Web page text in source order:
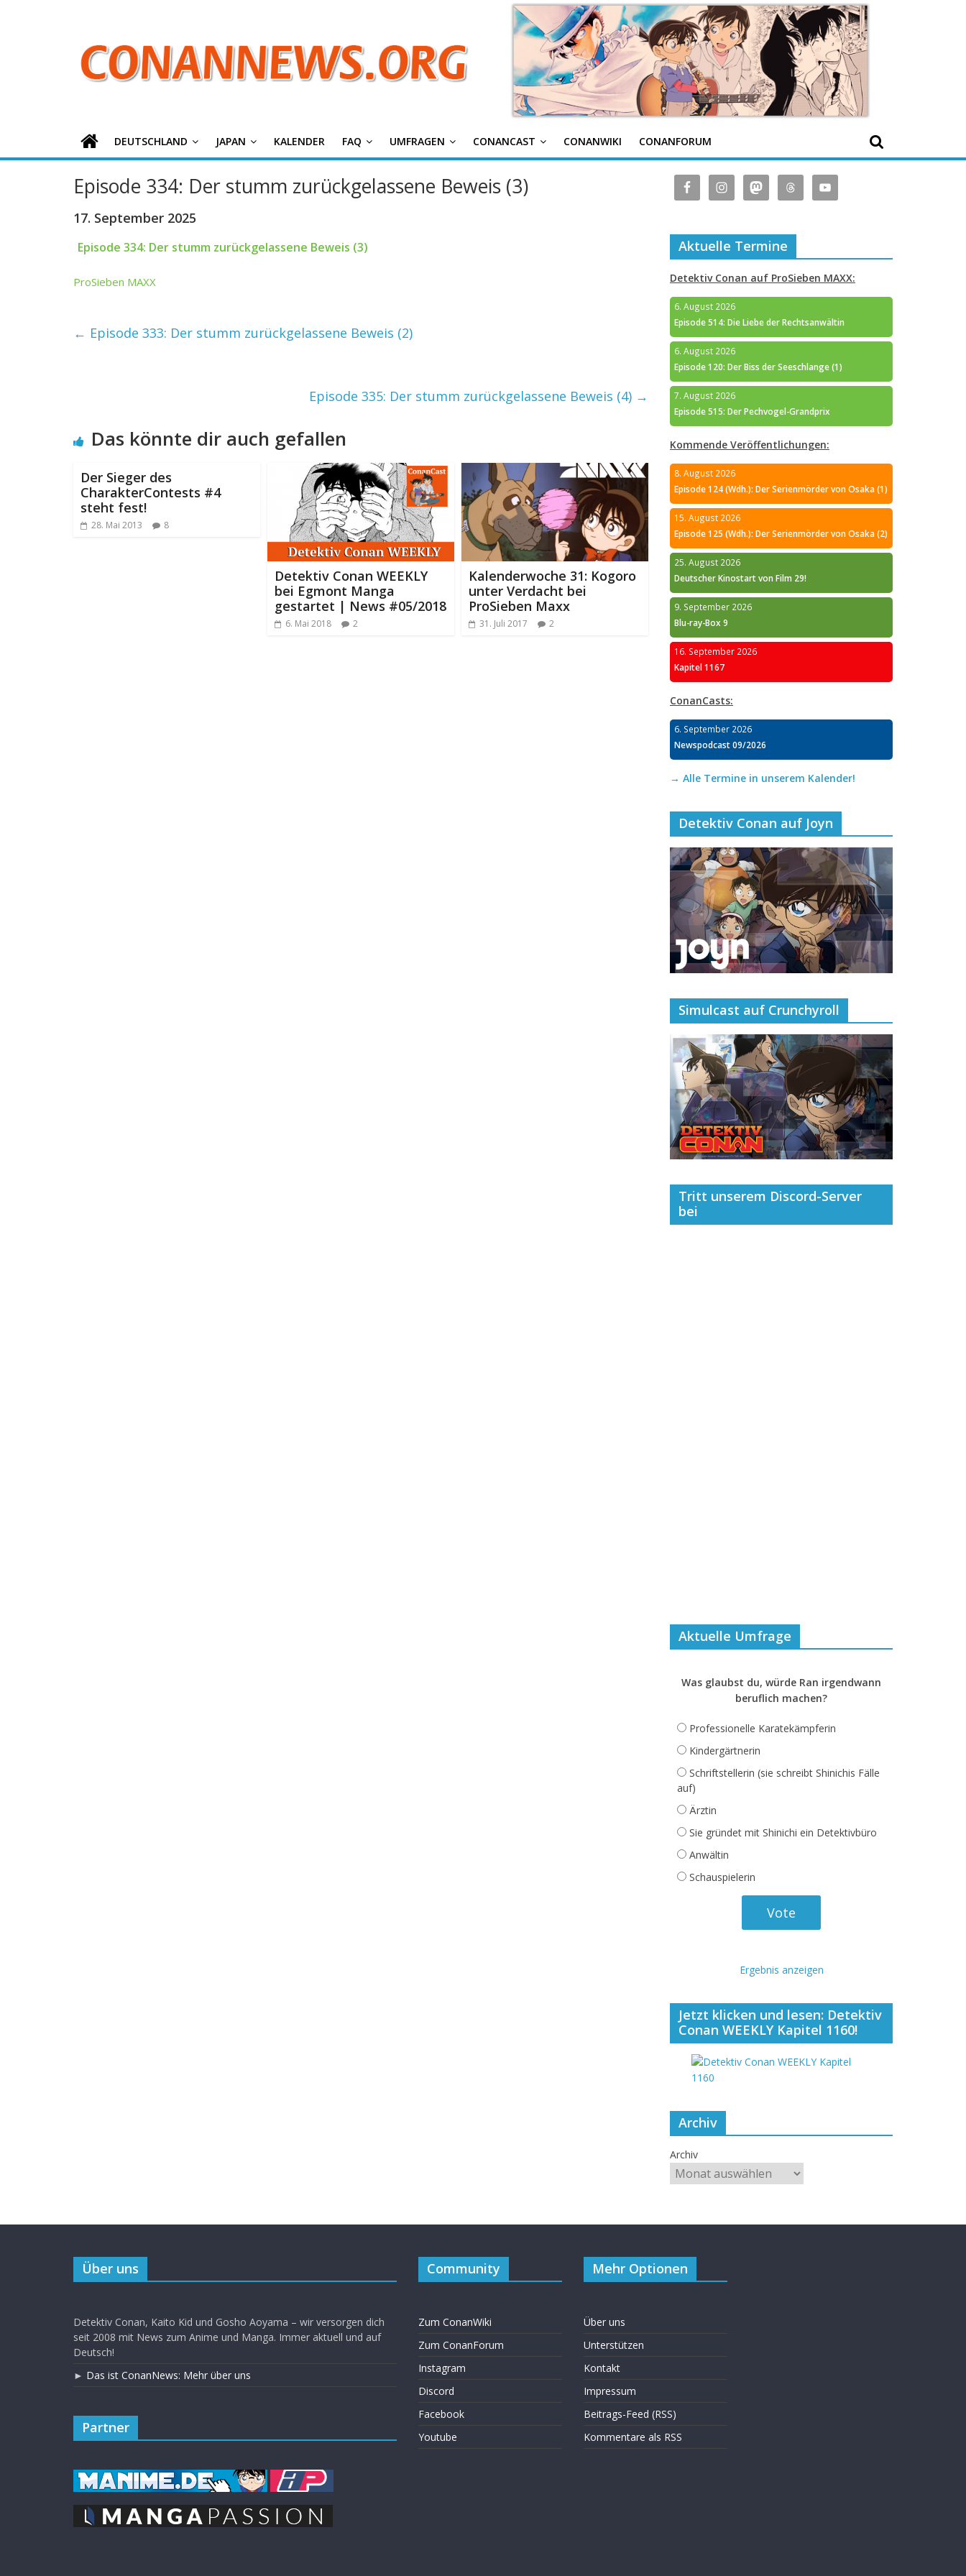
Detektiv
Conan
News
DEUTSCHLAND JAPAN KALENDER FAQ UMFRAGEN CONANCAST CONANWIKI CONANFORUM
Episode 334: Der stumm zurückgelassene Beweis (3)
17. September 2025
Episode 334: Der stumm zurückgelassene Beweis (3)
ProSieben MAXX
← Episode 333: Der stumm zurückgelassene Beweis (2)
Episode 335: Der stumm zurückgelassene Beweis (4) →
Das könnte dir auch gefallen
Der Sieger des
CharakterContests #4
steht fest!
28. Mai 2013 8
Detektiv Conan WEEKLY
bei Egmont Manga
gestartet | News #05/2018
6. Mai 2018 2
Kalenderwoche 31: Kogoro
unter Verdacht bei
ProSieben Maxx
31. Juli 2017 2
Aktuelle Termine
Detektiv Conan auf ProSieben MAXX:
6. August 2026
Episode 514: Die Liebe der Rechtsanwältin
6. August 2026
Episode 120: Der Biss der Seeschlange (1)
7. August 2026
Episode 515: Der Pechvogel-Grandprix
Kommende Veröffentlichungen:
8. August 2026
Episode 124 (Wdh.): Der Serienmörder von Osaka (1)
15. August 2026
Episode 125 (Wdh.): Der Serienmörder von Osaka (2)
25. August 2026
Deutscher Kinostart von Film 29!
9. September 2026
Blu-ray-Box 9
16. September 2026
Kapitel 1167
ConanCasts:
6. September 2026
Newspodcast 09/2026
→ Alle Termine in unserem Kalender!
Detektiv Conan auf Joyn
Simulcast auf Crunchyroll
Tritt unserem Discord-Server
bei
Aktuelle Umfrage
Was glaubst du, würde Ran irgendwann
beruflich machen?
Professionelle Karatekämpferin
Kindergärtnerin
Schriftstellerin (sie schreibt Shinichis Fälle
auf)
Ärztin
Sie gründet mit Shinichi ein Detektivbüro
Anwältin
Schauspielerin
Ergebnis anzeigen
Jetzt klicken und lesen: Detektiv
Conan WEEKLY Kapitel 1160!
Archiv
Archiv
Über uns
Detektiv Conan, Kaito Kid und Gosho Aoyama – wir versorgen dich
seit 2008 mit News zum Anime und Manga. Immer aktuell und auf
Deutsch!
► Das ist ConanNews: Mehr über uns
Partner
Community
Zum ConanWiki
Zum ConanForum
Instagram
Discord
Facebook
Youtube
Mehr Optionen
Über uns
Unterstützen
Kontakt
Impressum
Beitrags-Feed (RSS)
Kommentare als RSS